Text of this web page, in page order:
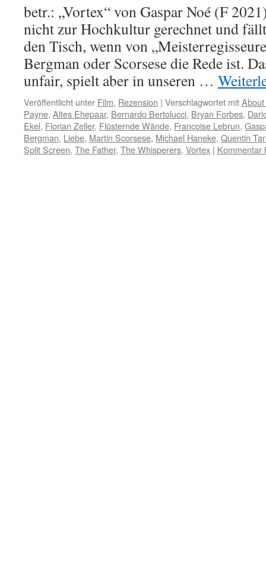
betr.: „Vortex“ von Gaspar Noé (F
nicht zur Hochkultur gerechnet und
den Tisch, wenn von
Bergman oder Scorsese die Rede ist.
unfair, spielt aber in unseren …
Veröffentlicht unter Film, Rezension | Verschlagwortet mit
Payne, Altes Ehepaar, Bernardo Bertolucci, Bryan Forbes,
Ekel, Florian Zeller, Flüsternde Wände, Françoise Lebrun,
Bergman, Liebe, Martin Scorsese, Michael Haneke, Quentin
Split Screen, The Father, The Whisperers, Vortex | Kommentar